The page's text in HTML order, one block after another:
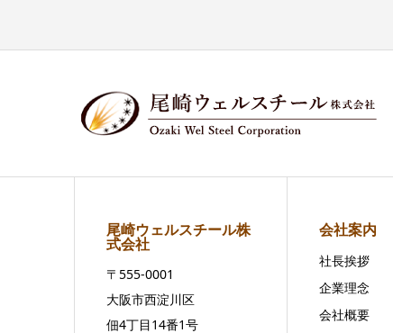
尾崎ウェルスチール株
式会社
〒555-0001
大阪市西淀川区
佃4丁目14番1号
会社案内
社長挨拶
企業理念
会社概要